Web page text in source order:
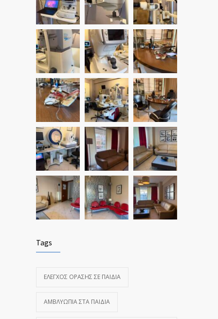
Tags
ΈΛΕΓΧΟΣ ΌΡΑΣΗΣ ΣΕ ΠΑΙΔΙΆ
ΑΜΒΛΥΩΠΊΑ ΣΤΑ ΠΑΙΔΙΆ